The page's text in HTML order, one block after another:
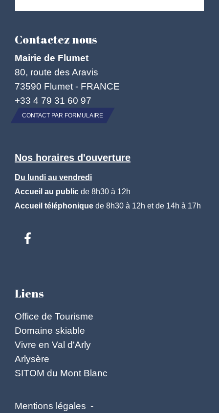
Contactez nous
Mairie de Flumet
80, route des Aravis
73590 Flumet - FRANCE
+33 4 79 31 60 97
CONTACT PAR FORMULAIRE
Nos horaires d'ouverture
Du lundi au vendredi
Accueil au public de 8h30 à 12h
Accueil téléphonique de 8h30 à 12h et de 14h à 17h
Liens
Office de Tourisme
Domaine skiable
Vivre en Val d'Arly
Arlysère
SITOM du Mont Blanc
Mentions légales -